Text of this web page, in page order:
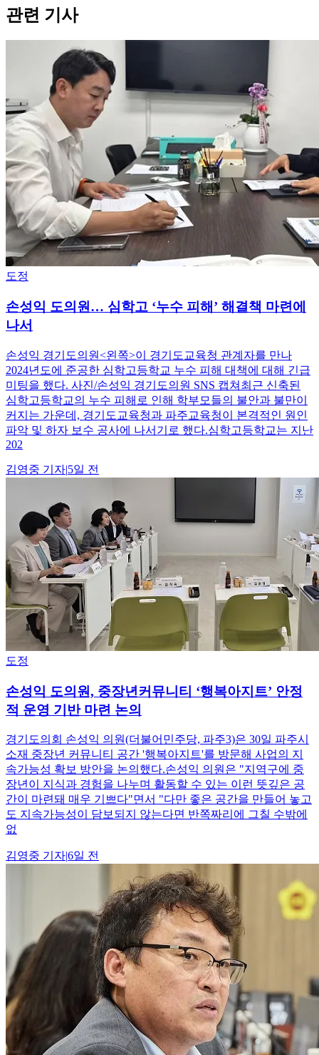
관련 기사
도정
손성익 도의원… 심학고 ‘누수 피해’ 해결책 마련에
나서
손성익 경기도의원<왼쪽>이 경기도교육청 관계자를 만나
2024년도에 준공한 심학고등학교 누수 피해 대책에 대해 긴급
미팅을 했다. 사진/손성익 경기도의원 SNS 캡쳐최근 신축된
심학고등학교의 누수 피해로 인해 학부모들의 불안과 불만이
커지는 가운데, 경기도교육청과 파주교육청이 본격적인 원인
파악 및 하자 보수 공사에 나서기로 했다.심학고등학교는 지난
202
김영중 기자|5일 전
도정
손성익 도의원, 중장년커뮤니티 ‘행복아지트’ 안정
적 운영 기반 마련 논의
경기도의회 손성익 의원(더불어민주당, 파주3)은 30일 파주시
소재 중장년 커뮤니티 공간 '행복아지트'를 방문해 사업의 지
속가능성 확보 방안을 논의했다.손성익 의원은 "지역구에 중
장년이 지식과 경험을 나누며 활동할 수 있는 이런 뜻깊은 공
간이 마련돼 매우 기쁘다"면서 "다만 좋은 공간을 만들어 놓고
도 지속가능성이 담보되지 않는다면 반쪽짜리에 그칠 수밖에
없
김영중 기자|6일 전